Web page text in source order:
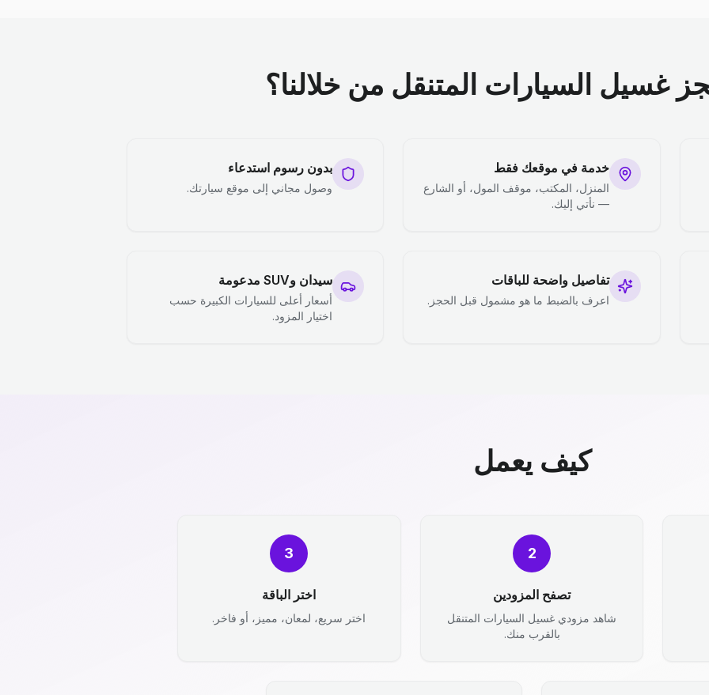
غسيل السيارات المتنقل من خلالنا؟
خدمة في موقعك فقط
المنزل، المكتب، موقف المول، أو الشارع
— نأتي إليك.
بدون رسوم استدعاء
وصول مجاني إلى موقع سيارتك.
تفاصيل واضحة للباقات
اعرف بالضبط ما هو مشمول قبل الحجز.
سيدان وSUV مدعومة
أسعار أعلى للسيارات الكبيرة حسب
اختيار المزود.
كيف يعمل
2
تصفح المزودين
شاهد مزودي غسيل السيارات المتنقل
بالقرب منك.
3
اختر الباقة
اختر سريع، لمعان، مميز، أو فاخر.